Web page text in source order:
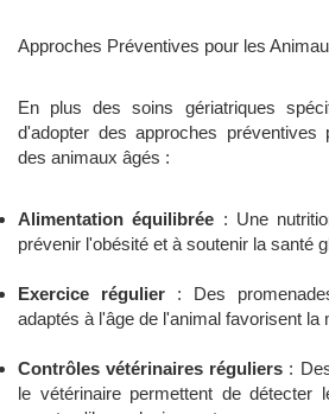
Approches Préventives pour les
En plus des soins gériatriques
d'adopter des approches préventives
des animaux âgés :
Alimentation équilibrée : Une
prévenir l'obésité et à soutenir la santé
Exercice régulier : Des
adaptés à l'âge de l'animal favorisent la
Contrôles vétérinaires réguliers :
le vétérinaire permettent de détecter